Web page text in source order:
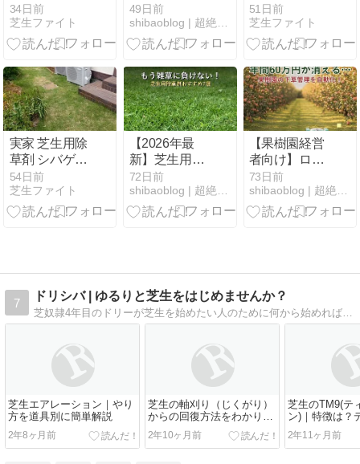
34日前
芝生ファイト
芝刈り機5選
｜10万円以下
で買えるコス
49日前
ポガーデンEV
51日前
芝生ファイト
実家 芝生用除
草剤 シバゲン
DF 散布
54日前
芝生ファイト
【2026年最
新】芝生用除
草剤おすすめ
7選｜雑草タ
イプ別の選び
72日前
【果樹園経営
者向け】ロボ
ット芝刈り機
で下草管理を
完全自動化｜
73日前
7
ドリシバ | ゆるりと芝生をはじめませんか？
芝奴隷4年目のドリーが芝生を始めたい人のために何から始めればよいかをわかりやすく説明します。
芝生エアレーション｜やり
方を道具別に簡単解説
2年8ヶ月前
芝生の軸刈り（じくがり）
からの回復方法をわかりや
すく解説
2年10ヶ月前
芝生のTM9(テ
ン)｜特徴は？
メリットはな
2年11ヶ月前